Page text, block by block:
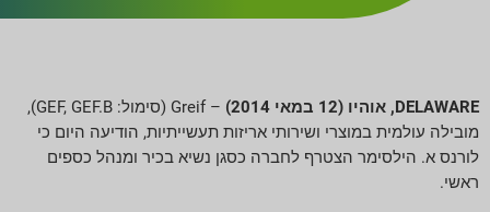
DELAWARE, אוהיו (12 במאי 2014)
– Greif (סימול: GEF, GEF.B),
מובילה עולמית במוצרי ושירותי אריזות תעשייתיות, הודיעה היום כי
לורנס א. הילסימר הצטרף לחברה כסגן נשיא בכיר ומנהל כספים
ראשי.